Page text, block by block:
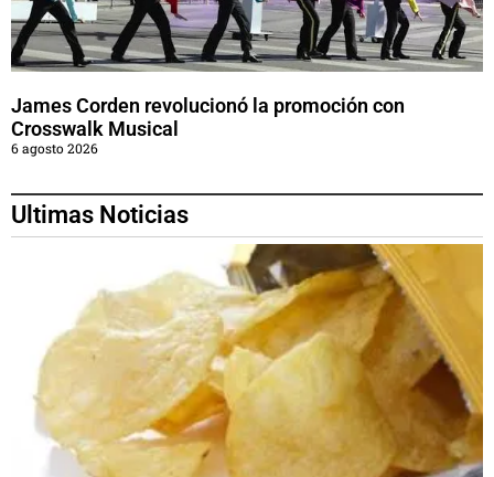
James Corden revolucionó la promoción con
Crosswalk Musical
6 agosto 2026
Ultimas Noticias